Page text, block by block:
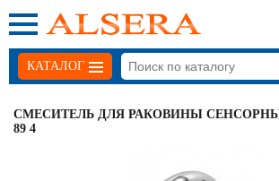
КАТАЛОГ
СМЕСИТЕЛЬ ДЛЯ РАКОВИНЫ
89 4